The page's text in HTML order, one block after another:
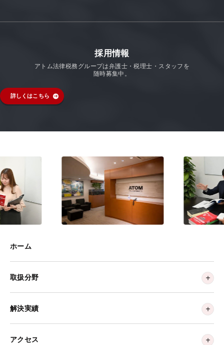
採用情報
アトム法律税務グループは弁護士・税理士・スタッフを
随時募集中。
詳しくはこちら
ホーム
取扱分野
解決実績
アクセス